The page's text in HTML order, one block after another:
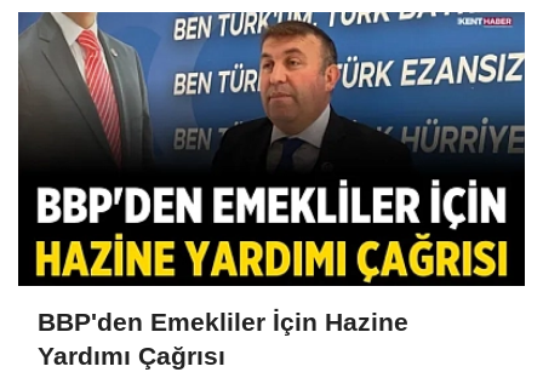
BBP'den Emekliler İçin Hazine
Yardımı Çağrısı